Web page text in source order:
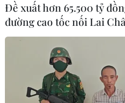
Đề xuất hơn 65.500 tỷ
đường cao tốc nối Lai